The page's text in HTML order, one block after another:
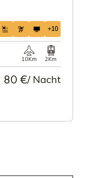
+10
10Km 2Km
80 €/ Nacht